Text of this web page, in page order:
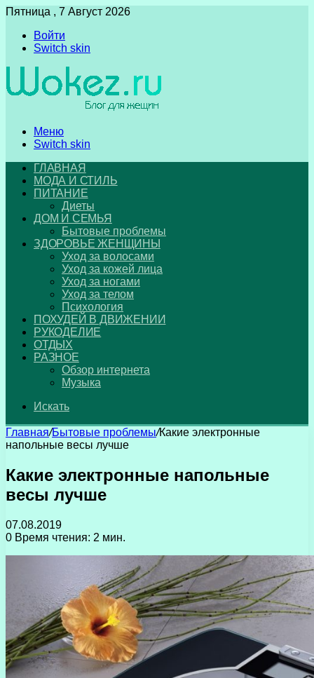
Пятница , 7 Август 2026
Войти
Switch skin
Меню
Switch skin
ГЛАВНАЯ
МОДА И СТИЛЬ
ПИТАНИЕ
Диеты
ДОМ И СЕМЬЯ
Бытовые проблемы
ЗДОРОВЬЕ ЖЕНЩИНЫ
Уход за волосами
Уход за кожей лица
Уход за ногами
Уход за телом
Психология
ПОХУДЕЙ В ДВИЖЕНИИ
РУКОДЕЛИЕ
ОТДЫХ
РАЗНОЕ
Обзор интернета
Музыка
Искать
Главная/Бытовые проблемы/Какие электронные
напольные весы лучше
Какие электронные напольные
весы лучше
07.08.2019
0 Время чтения: 2 мин.